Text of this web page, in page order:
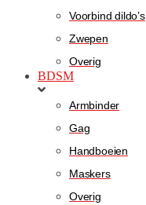
Voorbind dildo’s
Zwepen
Overig
BDSM
Armbinder
Gag
Handboeien
Maskers
Overig